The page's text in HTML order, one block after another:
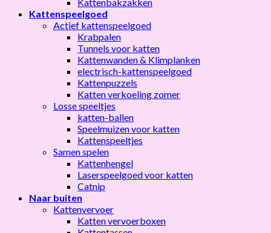
Kattenspeelgoed
Actief kattenspeelgoed
Krabpalen
Tunnels voor katten
Kattenwanden & Klimplanken
electrisch-kattenspeelgoed
Kattenpuzzels
Katten verkoeling zomer
Losse speeltjes
katten-ballen
Speelmuizen voor katten
Kattenspeeltjes
Samen spelen
Kattenhengel
Laserspeelgoed voor katten
Catnip
Naar buiten
Kattenvervoer
Katten vervoerboxen